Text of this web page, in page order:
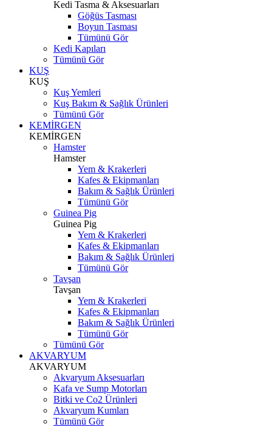
Kedi Tasma & Aksesuarları
Göğüs Tasması
Boyun Tasması
Tümünü Gör
Kedi Kapıları
Tümünü Gör
KUŞ
KUŞ
Kuş Yemleri
Kuş Bakım & Sağlık Ürünleri
Tümünü Gör
KEMİRGEN
KEMİRGEN
Hamster
Hamster
Yem & Krakerleri
Kafes & Ekipmanları
Bakım & Sağlık Ürünleri
Tümünü Gör
Guinea Pig
Guinea Pig
Yem & Krakerleri
Kafes & Ekipmanları
Bakım & Sağlık Ürünleri
Tümünü Gör
Tavşan
Tavşan
Yem & Krakerleri
Kafes & Ekipmanları
Bakım & Sağlık Ürünleri
Tümünü Gör
Tümünü Gör
AKVARYUM
AKVARYUM
Akvaryum Aksesuarları
Kafa ve Sump Motorları
Bitki ve Co2 Ürünleri
Akvaryum Kumları
Tümünü Gör